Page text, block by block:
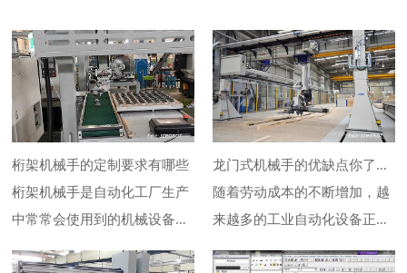
桁架机械手的定制要求有哪些
桁架机械手是自动化工厂生产
中常常会使用到的机械设备，
龙门式机械手的优缺点你了解
吗
随着劳动成本的不断增加，越
来越多的工业自动化设备正被